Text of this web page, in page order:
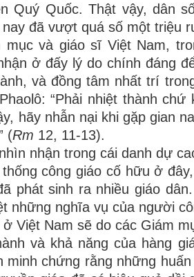
Quý Quốc. Thật vậy, dân
đã vượt quá số một triệu
mục và giáo sĩ Việt Nam,
ở đấy lý do chính đáng
và đồng tâm nhất trí
“Phải nhiệt thành
hãy nhẫn nại khi gặp gian
(Rm 12, 11-13).
nhận trong cái danh dự
công giáo cố hữu ở
phát sinh ra nhiều giáo
những nghĩa vụ của người
Việt Nam sẽ do các Giám
và khả năng của hàng
minh chứng rằng những